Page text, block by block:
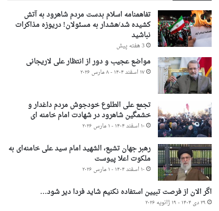
تفاهمنامه اسلام بدست مردم شاهرود به آتش
کشیده شد/هشدار به مسئولان! دریوزه مذاکرات
نباشید
3 هفته پیش
مواضع عجیب و دور از انتظار علی لاریجانی
۱۷ اسفند ۱۴۰۴ - ۸ مارس ۲۰۲۶
تجمع علی الطلوع خودجوش مردم داغدار و
خشمگین شاهرود در شهادت امام خامنه ای
۱۰ اسفند ۱۴۰۴ - ۱ مارس ۲۰۲۶
رهبر جهان تشیع، الشهید امام سید علی خامنه‌ای به
ملکوت اعلا پیوست
۱۰ اسفند ۱۴۰۴ - ۱ مارس ۲۰۲۶
اگر الان از فرصت تبیین استفاده نکنیم شاید فردا دیر شود…
۲۹ دی ۱۴۰۴ - ۱۹ ژانویه ۲۰۲۶